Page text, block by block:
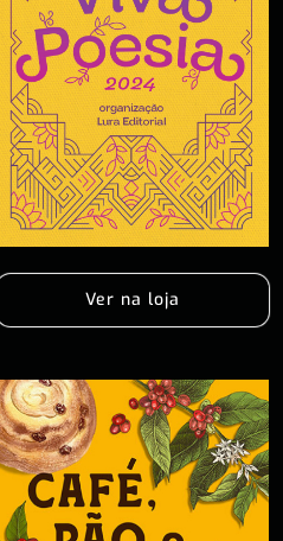
Ver na loja